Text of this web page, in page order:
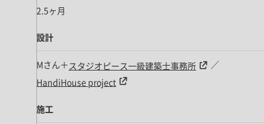
2.5ヶ月
設計
Mさん＋ スタジオピース一級建築士事務所
／
HandiHouse project
施工